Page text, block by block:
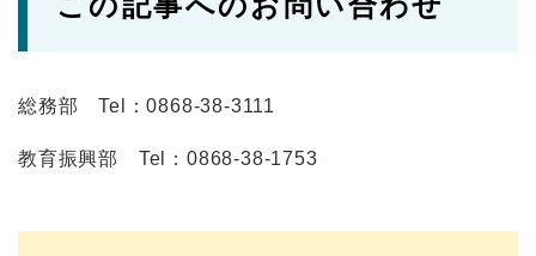
総務部 Tel：0868-38-3111
教育振興部 Tel：0868-38-1753